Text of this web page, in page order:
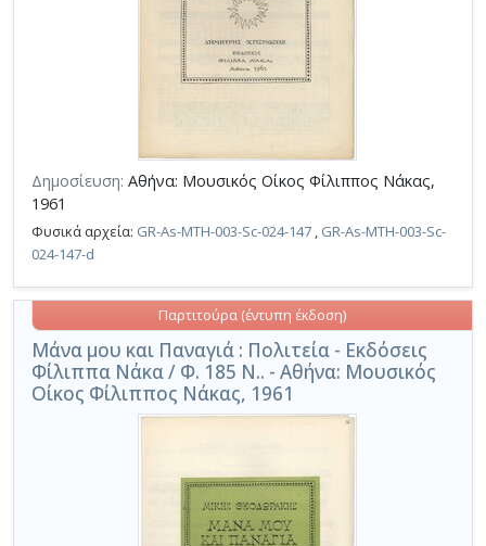
Δημοσίευση: Αθήνα: Μουσικός Οίκος Φίλιππος Νάκας,
1961
Φυσικά αρχεία: GR-As-MTH-003-Sc-024-147 GR-As-MTH-003-Sc-
024-147-d
Μάνα μου και Παναγιά : Πολιτεία - Εκδόσεις
Φίλιππα Νάκα / Φ. 185 Ν.. - Αθήνα: Μουσικός
Οίκος Φίλιππος Νάκας, 1961
Παρτιτούρα (έντυπη έκδοση)